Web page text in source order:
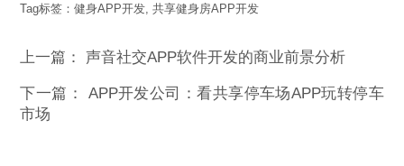
Tag标签：健身APP开发 ,共享健身房APP开发
上一篇：声音社交APP软件开发的商业前景分析
下一篇： APP开发公司：看共享停车场APP玩转停车
市场